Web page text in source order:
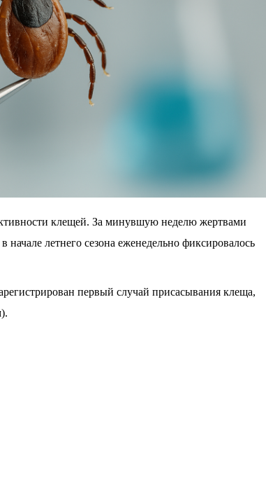
клещей. За минувшую неделю жертвами
начале летнего сезона еженедельно фиксировалось
первый случай присасывания клеща,